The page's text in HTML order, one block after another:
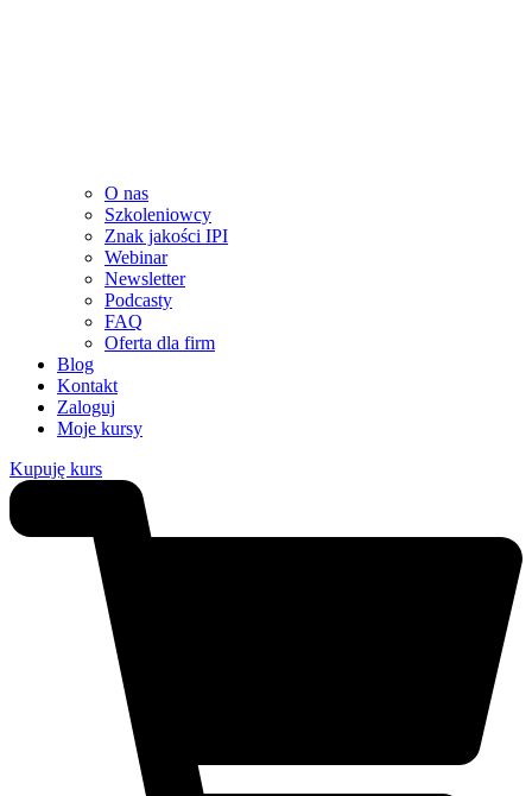
O nas
Szkoleniowcy
Znak jakości IPI
Webinar
Newsletter
Podcasty
FAQ
Oferta dla firm
Blog
Kontakt
Zaloguj
Moje kursy
Kupuję kurs